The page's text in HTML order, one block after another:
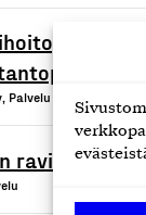
Palvelu